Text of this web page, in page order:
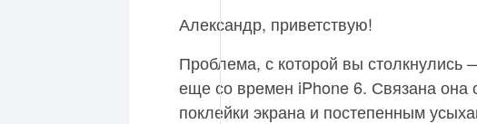
Александр, приветствую!
Проблема, с которой вы столкнулись
еще со времен iPhone 6. Связана она
поклейки экрана и постепенным